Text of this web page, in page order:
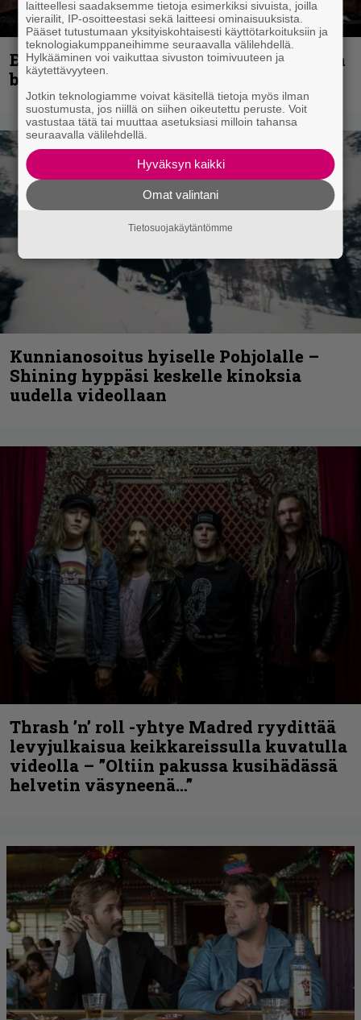
Espoon syyskuu käynnistyy kotimaisen
black metalin merkeissä
Kunnianosoitus hyiselle Pohjolalle –
Shining hyppäsi keskelle kinoksia
uudella videollaan
Thrash ’n’ roll -yhtye Madred ryydittää
levyjulkaisua keikkareissulla kuvatulla
videolla – ”Oltiin pakussa kusihädässä
helvetin väsyneenä…”
laitteellesi saadaksemme tietoja esimerkiksi sivuista, joilla
vierailit, IP-osoitteestasi sekä laitteesi ominaisuuksista.
Pääset tutustumaan yksityiskohtaisesti käyttötarkoituksiin ja
teknologiakumppaneihimme seuraavalla välilehdellä.
Hylkääminen voi vaikuttaa sivuston toimivuuteen ja
käytettävyyteen.
Jotkin teknologiamme voivat käsitellä tietoja myös ilman
suostumusta, jos niillä on siihen oikeutettu peruste. Voit
vastustaa tätä tai muuttaa asetuksiasi milloin tahansa
seuraavalla välilehdellä.
Hyväksyn kaikki
Omat valintani
Tietosuojakäytäntömme